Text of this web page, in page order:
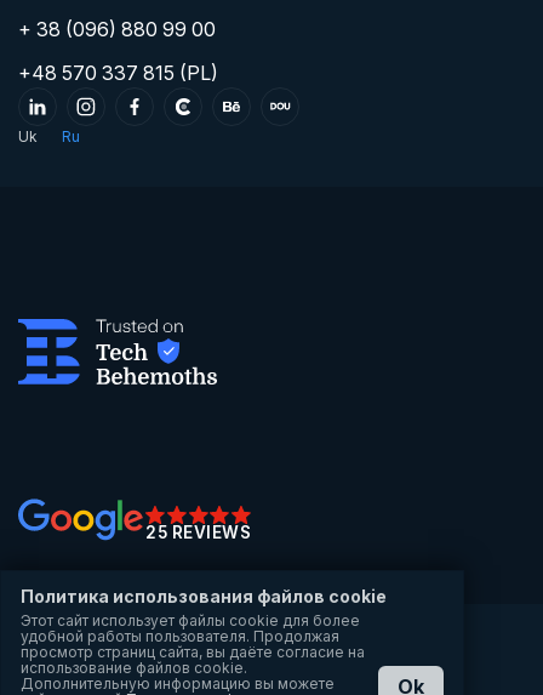
+ 38 (096) 880 99 00
+48 570 337 815 (PL)
Uk Ru
25 REVIEWS
Copyright 2017-2025 — Все права защищены
Политика конфиденциальности
Карта сайта
Политика использования файлов cookie
Этот сайт использует файлы cookie для более
удобной работы пользователя. Продолжая
просмотр страниц сайта, вы даёте согласие на
использование файлов cookie.
Дополнительную информацию вы можете
Ok